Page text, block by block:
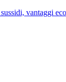
vantaggi